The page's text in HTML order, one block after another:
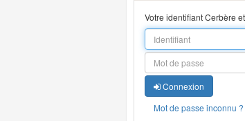
Votre identifiant Cerbère
Connexion
Mot de passe inconnu ?